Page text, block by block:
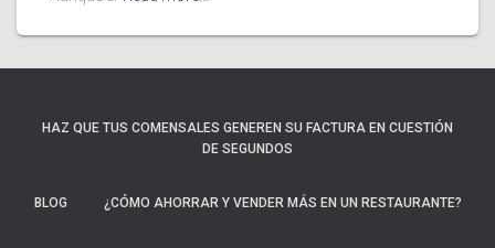
HAZ QUE TUS COMENSALES GENEREN SU FACTURA EN CUESTIÓN
DE SEGUNDOS
BLOG ¿CÓMO AHORRAR Y VENDER MÁS EN UN RESTAURANTE?